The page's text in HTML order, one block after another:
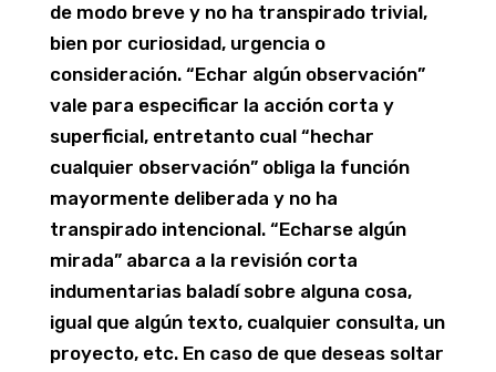
de modo breve y no ha transpirado trivial,
bien por curiosidad, urgencia o
consideración. “Echar algún observación”
vale para especificar la acción corta y
superficial, entretanto cual “hechar
cualquier observación” obliga la función
mayormente deliberada y no ha
transpirado intencional. “Echarse algún
mirada” abarca a la revisión corta
indumentarias baladí sobre alguna cosa,
igual que algún texto, cualquier consulta, un
proyecto, etc. En caso de que deseas soltar